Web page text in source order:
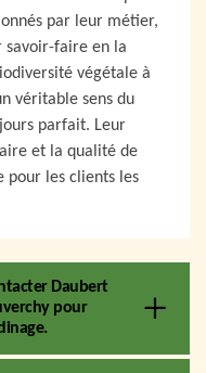
par leur métier,
faire en la
végétale à
véritable sens du
parfait. Leur
et la qualité de
pour les clients les
Daubert
pour